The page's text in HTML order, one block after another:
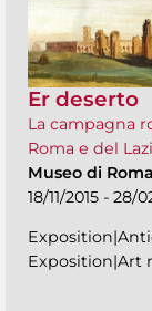
Er deserto
La campagna
Roma e del
Museo di Roma
18/11/2015 - 28/
Exposition|Art